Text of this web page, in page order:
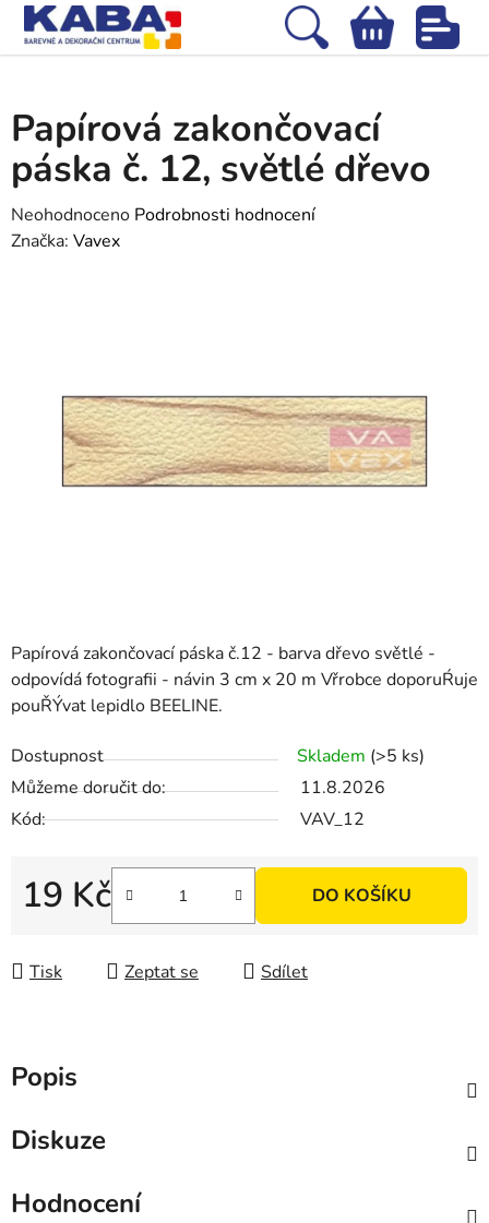
Přejít
obsah
Hledat
NÁKUPNÍ
Papírová zakončovací páska č.12 - barva dřevo světlé -
odpovídá fotografii - návin 3 cm x 20 m Vřrobce doporuŔuje
pouŘÝvat lepidlo BEELINE.
Dostupnost Skladem (>5 ks)
Můžeme doručit do:
11.8.2026
Kód:
VAV_12
19 Kč
Měrná cena:
DO KOŠÍKU
Tisk Zeptat se Sdílet
Papírová zakončovací
páska č. 12, světlé dřevo
Průměrné
hodnocení
hvězdiček.
Neohodnoceno Podrobnosti hodnocení
Značka: Vavex
Popis
Diskuze
Hodnocení